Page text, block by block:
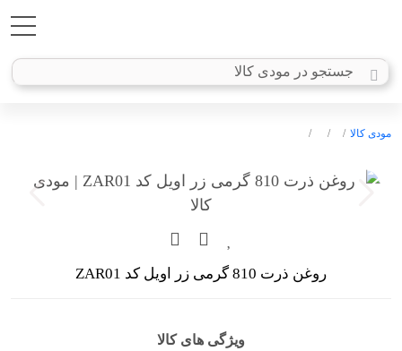
مودی کالا
روغن ذرت 810 گرمی زر اویل کد ZAR01
ویژگی های کالا